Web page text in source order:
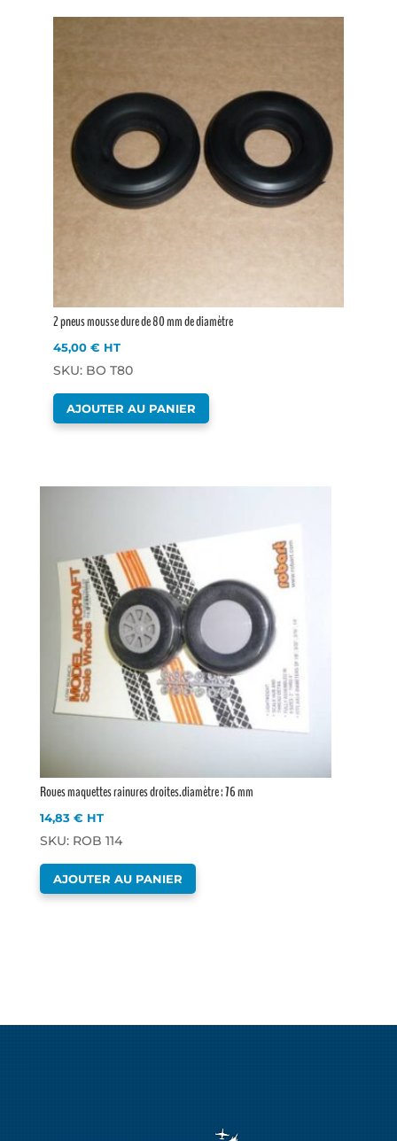
2 pneus mousse dure de 80 mm de diamètre
45,00 € HT
SKU: BO T80
AJOUTER AU PANIER
Roues maquettes rainures droites.diamètre : 76 mm
14,83€ HT
SKU: ROB 114
AJOUTER AU PANIER